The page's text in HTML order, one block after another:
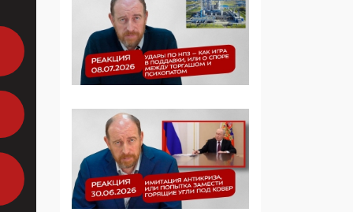
05:08, 15 Мая 2026
Эзотерика,
инфоцыганство и
лженаука под ширмой
ценностей: кто и с чем
выступал на форуме
«Россия 809. Традиции
будущего»
09:40, 06 Мая 2026